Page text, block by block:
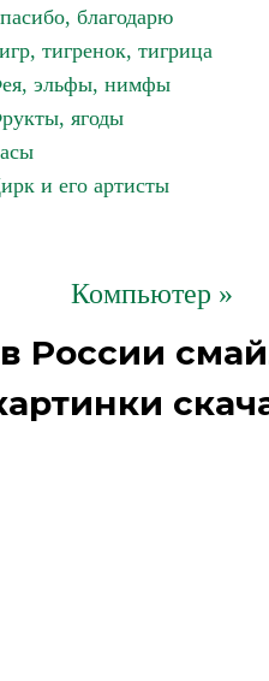
благодарю
тигренок, тигрица
эльфы, нимфы
ягоды
и его артисты
Компьютер »
России